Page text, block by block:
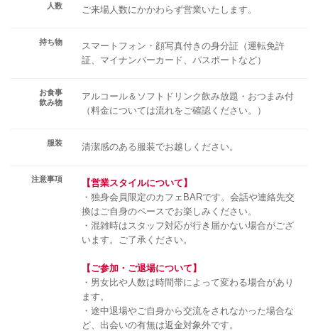
人数 ご来場人数にかかわらず営業いたします。
持ち物
スマートフォン・顔写真付きの身分証（運転免許
証、マイナンバーカード、パスポートなど）
お食事
飲み物
アルコール＆ソフトドリンク飲み放題・おつまみ付
（料金については流れをご確認ください。）
服装 清潔感のある服装でお越しください。
注意事項
【営業スタイルについて】
・独身会員限定のカフェBARです。会話や連絡先交
換はご自身のペースでお楽しみください。
・混雑時はスタッフ対応が行き届かない場合がござ
います。ご了承ください。
【ご参加・ご退場について】
・男女比や人数は時間帯によって変わる場合があり
ます。
・途中退場やご自身から交流をされなかった場合な
ど、出会いの有無は返金対象外です。